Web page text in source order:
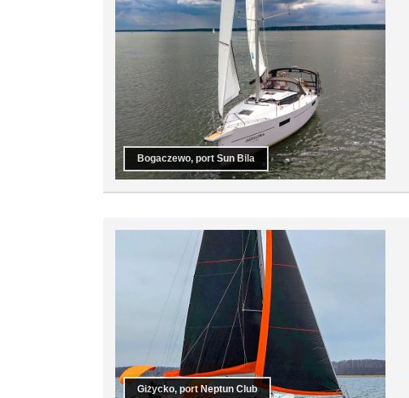
Bogaczewo, port Sun Bila
Giżycko, port Neptun Club